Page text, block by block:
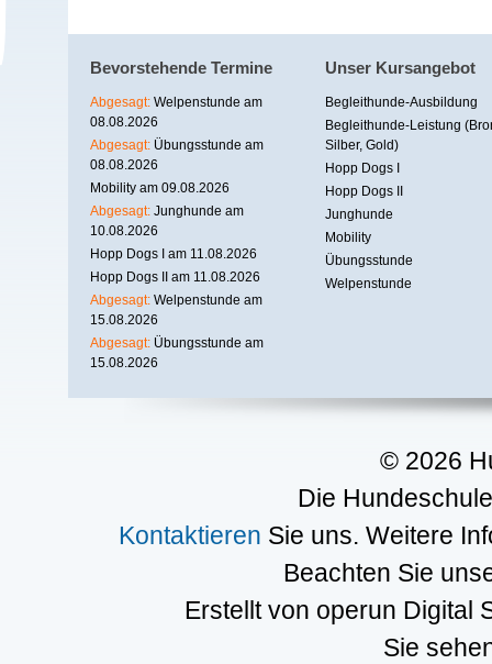
Bevorstehende Termine
Abgesagt: Welpenstunde am
08.08.2026
Abgesagt: Übungsstunde am
08.08.2026
Mobility am 09.08.2026
Abgesagt: Junghunde am
10.08.2026
Hopp Dogs I am 11.08.2026
Hopp Dogs II am 11.08.2026
Abgesagt: Welpenstunde am
15.08.2026
Abgesagt: Übungsstunde am
15.08.2026
Unser Kursangebot
Begleithunde-Ausbildung
Begleithunde-Leistung
Silber, Gold)
Hopp Dogs I
Hopp Dogs II
Junghunde
Mobility
Übungsstunde
Welpenstunde
© 2026
Die
Kontaktieren Sie uns. Weitere
Beachten Sie
Erstellt von operun Digital
Sie